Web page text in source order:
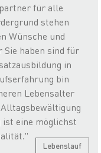
für alle
stehen
Wünsche und
Sie haben sind für
in
bin
Lebensalter
ist eine möglichst
Lebenslauf